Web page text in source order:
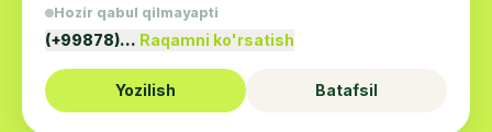
Hozir qabul qilmayapti
(+99878)… Raqamni ko'rsatish
Yozilish Batafsil